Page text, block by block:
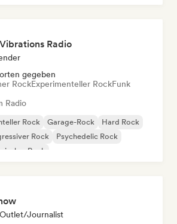
Radio
gegeben
RockExperimenteller RockFunk
Radio
Rock Garage-Rock
Hard Rock
Rock
Psychedelic Rock
Rock
Journalist